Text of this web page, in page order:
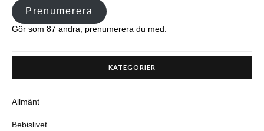
Prenumerera
Gör som 87 andra, prenumerera du med.
KATEGORIER
Allmänt
Bebislivet